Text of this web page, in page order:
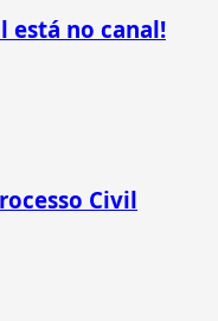
está no canal!
Civil